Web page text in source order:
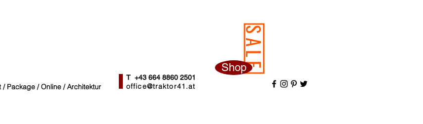
SALE
Package / Online / Architektur
T +43 664 8860 2501
office@traktor41.at
Shop